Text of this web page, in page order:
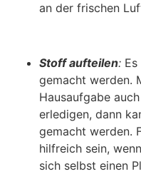
an der
Stoff aufteilen:
gemacht werden.
Hausaufgabe
erledigen, dann
gemacht werden.
hilfreich sein,
sich selbst einen